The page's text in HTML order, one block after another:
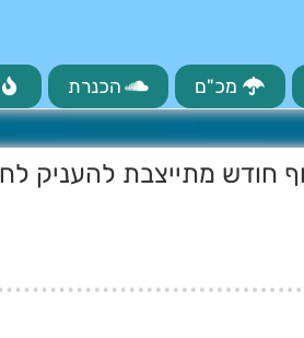
מכ"ם הכנרת
חודש מתייצבת להעניק